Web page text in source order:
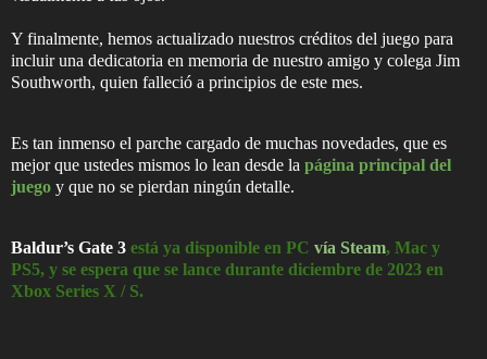
Y finalmente, hemos actualizado nuestros créditos del juego para
incluir una dedicatoria en memoria de nuestro amigo y colega Jim
Southworth, quien falleció a principios de este mes.
Es tan inmenso el parche cargado de muchas novedades, que es
mejor que ustedes mismos lo lean desde la página principal del
juego y que no se pierdan ningún detalle.
Baldur’s Gate 3 está ya disponible en PC vía Steam, Mac y
PS5, y se espera que se lance durante diciembre de 2023 en
Xbox Series X / S.